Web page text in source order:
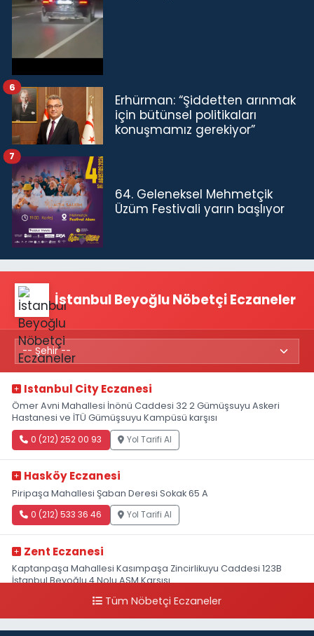
Erhürman: “Şiddetten arınmak
için bütünsel politikaları
konuşmamız gerekiyor”
6
64. Geleneksel Mehmetçik
Üzüm Festivali yarın başlıyor
7
İstanbul Beyoğlu Nöbetçi Eczaneler
Istanbul City Eczanesi
Ömer Avni Mahallesi İnönü Caddesi 32 2 Gümüşsuyu Askeri
Hastanesi ve İTÜ Gümüşsuyu Kampüsü karşısı
0 (212) 252 00 93 Yol Tarifi Al
Hasköy Eczanesi
Piripaşa Mahallesi Şaban Deresi Sokak 65 A
0 (212) 533 36 46 Yol Tarifi Al
Zent Eczanesi
Kaptanpaşa Mahallesi Kasımpaşa Zincirlikuyu Caddesi 123B
İstanbul Beyoğlu 4 Nolu ASM Karşısı
0 (212) 297 96 92 Yol Tarifi Al
Tüm Nöbetçi Eczaneler